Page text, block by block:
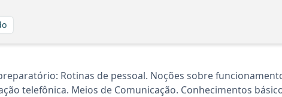
Rotinas de pessoal. Noções sobre
telefônica. Meios de Comunicação. Conhecimentos